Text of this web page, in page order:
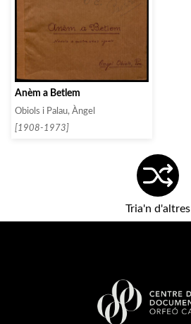
Anèm a Betlem
Obiols i Palau, Àngel
[1908-1973]
Tria'n d'altres